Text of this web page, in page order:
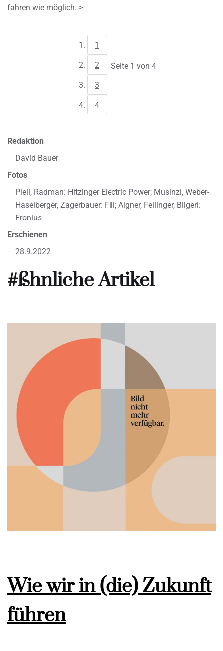
fahren wie möglich. >
1
2
3
4
Seite 1 von 4
Redaktion
David Bauer
Fotos
Pleli, Radman: Hitzinger Electric Power; Musinzi, Weber-
Haselberger, Zagerbauer: Fill; Aigner, Fellinger, Bilgeri:
Fronius
Erschienen
28.9.2022
#ßhnliche Artikel
Wie wir in (die) Zukunft
führen